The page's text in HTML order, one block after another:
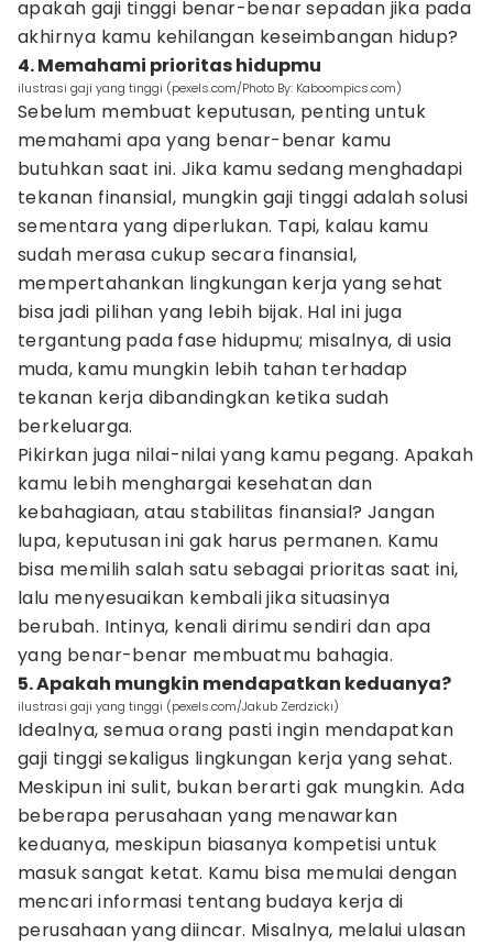
apakah gaji tinggi benar-benar sepadan jika pada
akhirnya kamu kehilangan keseimbangan hidup?
4. Memahami prioritas hidupmu
ilustrasi gaji yang tinggi (pexels.com/Photo By: Kaboompics.com)
Sebelum membuat keputusan, penting untuk
memahami apa yang benar-benar kamu
butuhkan saat ini. Jika kamu sedang menghadapi
tekanan finansial, mungkin gaji tinggi adalah solusi
sementara yang diperlukan. Tapi, kalau kamu
sudah merasa cukup secara finansial,
mempertahankan lingkungan kerja yang sehat
bisa jadi pilihan yang lebih bijak. Hal ini juga
tergantung pada fase hidupmu; misalnya, di usia
muda, kamu mungkin lebih tahan terhadap
tekanan kerja dibandingkan ketika sudah
berkeluarga.
Pikirkan juga nilai-nilai yang kamu pegang. Apakah
kamu lebih menghargai kesehatan dan
kebahagiaan, atau stabilitas finansial? Jangan
lupa, keputusan ini gak harus permanen. Kamu
bisa memilih salah satu sebagai prioritas saat ini,
lalu menyesuaikan kembali jika situasinya
berubah. Intinya, kenali dirimu sendiri dan apa
yang benar-benar membuatmu bahagia.
5. Apakah mungkin mendapatkan keduanya?
ilustrasi gaji yang tinggi (pexels.com/Jakub Zerdzicki)
Idealnya, semua orang pasti ingin mendapatkan
gaji tinggi sekaligus lingkungan kerja yang sehat.
Meskipun ini sulit, bukan berarti gak mungkin. Ada
beberapa perusahaan yang menawarkan
keduanya, meskipun biasanya kompetisi untuk
masuk sangat ketat. Kamu bisa memulai dengan
mencari informasi tentang budaya kerja di
perusahaan yang diincar. Misalnya, melalui ulasan